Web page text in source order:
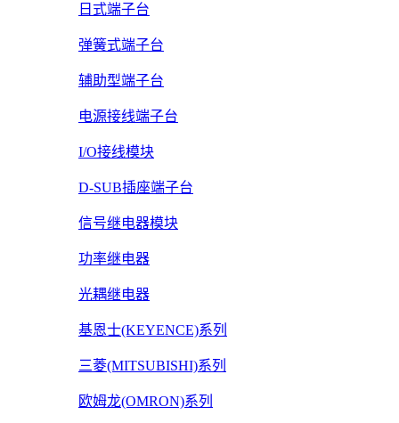
日式端子台
弹簧式端子台
辅助型端子台
电源接线端子台
I/O接线模块
D-SUB插座端子台
信号继电器模块
功率继电器
光耦继电器
基恩士(KEYENCE)系列
三菱(MITSUBISHI)系列
欧姆龙(OMRON)系列